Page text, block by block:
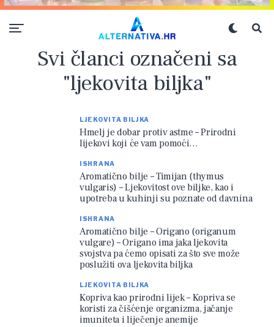
Svi članci označeni sa
"ljekovita biljka"
LJEKOVITA BILJKA
Hmelj je dobar protiv astme – Prirodni
lijekovi koji će vam pomoći…
ISHRANA
Aromatično bilje – Timijan (thymus
vulgaris) – Ljekovitost ove biljke, kao i
upotreba u kuhinji su poznate od davnina
ISHRANA
Aromatično bilje – Origano (origanum
vulgare) – Origano ima jaka ljekovita
svojstva pa ćemo opisati za što sve može
poslužiti ova ljekovita biljka
LJEKOVITA BILJKA
Kopriva kao prirodni lijek – Kopriva se
koristi za čišćenje organizma, jačanje
imuniteta i liječenje anemije